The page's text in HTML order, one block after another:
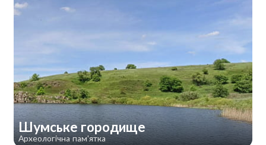
Шумське городище
Археологічна пам'ятка